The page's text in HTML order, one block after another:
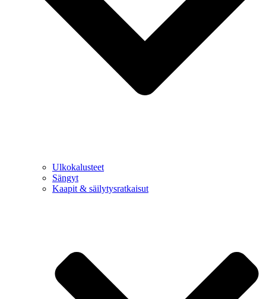
Ulkokalusteet
Sängyt
Kaapit & säilytysratkaisut